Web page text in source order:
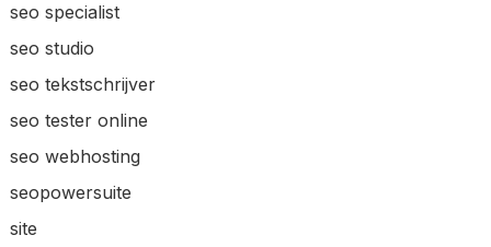
seo specialist
seo studio
seo tekstschrijver
seo tester online
seo webhosting
seopowersuite
site